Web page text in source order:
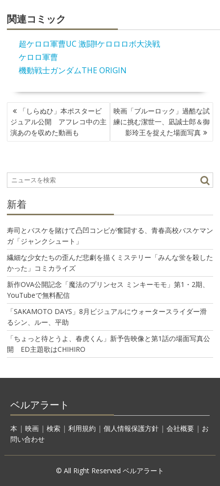
関連コミック
超ケロロ軍曹UC 激闘!!ケロロロボ大決戦
ケロロ軍曹
機動戦士ガンダムTHE ORIGIN
投
稿
ナ
ビ
シ
ョ
「しらぬひ」本ポスタービ
ジュアル公開 アフレコ中の主
演あのを収めた動画も
映画「ブルーロック」過酷な試
練に挑む潔世一、凪誠士郎＆御
影玲王を捉えた場面写真
新着
寿司とバスケを賭けて凸凹コンビが奮闘する、青春高校バスケマン
ガ「ジャンクシュート」
繊細な少女たちの歪んだ悲劇を描くミステリー「みんな蛍を殺した
かった」コミカライズ
新作OVA公開記念「魔法のプリンセス ミンキーモモ」第1・2期、
YouTubeで無料配信
「SAKAMOTO DAYS」8月ビジュアルにウォータースライダー滑
るシン、ルー、平助
「ちょっと待とうよ、春虎くん」新予告映像と第1話の場面写真公
開 ED主題歌はCHIHIRO
ベルアラート
本 | 映画| 検索| 利用規約 | 個人情報保護方針| 会社概要| お
問い合わせ
© All Right Reserved ベルアラート